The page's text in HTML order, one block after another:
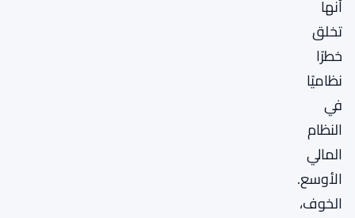
أنها
تخلق
خطرًا
نظاميًا
في
النظام
المالي
الأوسع.
الخوف،